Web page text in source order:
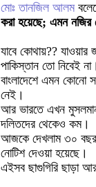
মোঃ তানজিল আলম
করা হয়েছে; এমন নজির
যাবে কোথায়?? যাওয়ার
পাকিস্তান তো নিবেই না।
বাংলাদেশে এমন কোনো
নেই।
আর ভারতে এখন
দলিতদের থেকেও কম।
আজকে দেখলাম ৩০ বছর
নোটিশ দেওয়া হয়েছে।
এইসব ছাগুগিরি ছাড়া